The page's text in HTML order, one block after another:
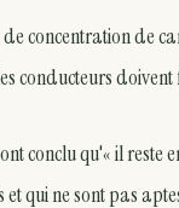
de concentration de
conducteurs
conclu qu'« il
qui ne sont pas